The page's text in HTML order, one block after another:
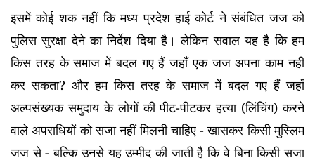
इसमें कोई शक नहीं कि मध्य प्रदेश हाई कोर्ट ने संबंधित जज को
पुलिस सुरक्षा देने का निर्देश दिया है। लेकिन सवाल यह है कि हम
किस तरह के समाज में बदल गए हैं जहाँ एक जज अपना काम नहीं
कर सकता? और हम किस तरह के समाज में बदल गए हैं जहाँ
अल्पसंख्यक समुदाय के लोगों की पीट-पीटकर हत्या (लिंचिंग) करने
वाले अपराधियों को सजा नहीं मिलनी चाहिए - खासकर किसी मुस्लिम
जज से - बल्कि उनसे यह उम्मीद की जाती है कि वे बिना किसी सजा